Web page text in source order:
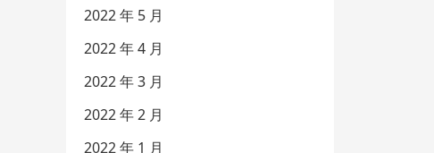
2022 年 5 月
2022 年 4 月
2022 年 3 月
2022 年 2 月
2022 年 1 月